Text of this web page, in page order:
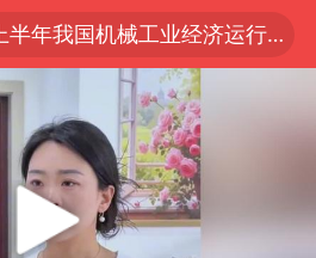
上半年我国机械工业经济运行稳中有进
汪峰阻止14岁女儿买大牌
我国货物贸易进出口超30万亿元